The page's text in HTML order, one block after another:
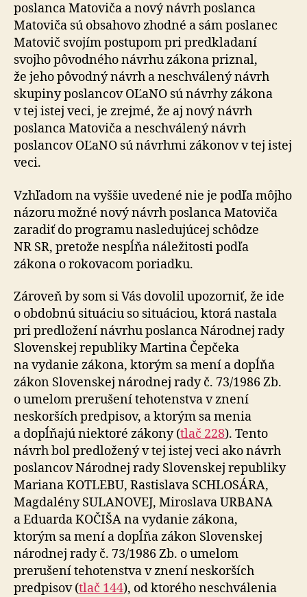
poslanca Matoviča a nový návrh poslanca
Matoviča sú obsahovo zhodné a sám poslanec
Matovič svojím postupom pri predkladaní
svojho pôvodného návrhu zákona priznal,
že jeho pôvodný návrh a neschválený návrh
skupiny poslancov OĽaNO sú návrhy zákona
v tej istej veci, je zrejmé, že aj nový návrh
poslanca Matoviča a neschválený návrh
poslancov OĽaNO sú návrhmi zákonov v tej istej
veci.
Vzhľadom na vyššie uvedené nie je podľa môjho
názoru možné nový návrh poslanca Matoviča
zaradiť do programu nasledujúcej schôdze
NR SR, pretože nespĺňa náležitosti podľa
zákona o rokovacom poriadku.
Zároveň by som si Vás dovolil upozorniť, že ide
o obdobnú situáciu so situáciou, ktorá nastala
pri predložení návrhu poslanca Národnej rady
Slovenskej republiky Martina Čepčeka
na vydanie zákona, ktorým sa mení a dopĺňa
zákon Slovenskej národnej rady č. 73/1986 Zb.
o umelom prerušení tehotenstva v znení
neskorších predpisov, a ktorým sa menia
a dopĺňajú niektoré zákony (tlač 228). Tento
návrh bol predložený v tej istej veci ako návrh
poslancov Národnej rady Slovenskej republiky
Mariana KOTLEBU, Rastislava SCHLOSÁRA,
Magdalény SULANOVEJ, Miroslava URBANA
a Eduarda KOČIŠA na vydanie zákona,
ktorým sa mení a dopĺňa zákon Slovenskej
národnej rady č. 73/1986 Zb. o umelom
prerušení tehotenstva v znení neskorších
predpisov (tlač 144), od ktorého neschválenia